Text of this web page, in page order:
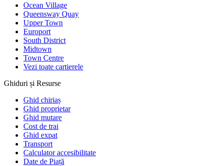
Ocean Village
Queensway Quay
Upper Town
Europort
South District
Midtown
Town Centre
Vezi toate cartierele
Ghiduri și Resurse
Ghid chiriaș
Ghid proprietar
Ghid mutare
Cost de trai
Ghid expat
Transport
Calculator accesibilitate
Date de Piață